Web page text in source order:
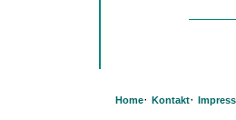
Home· Kontakt·